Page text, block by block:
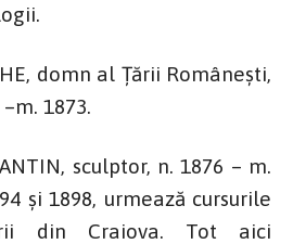
domn al Țării Românești,
1873.
sculptor, n. 1876 – m.
și 1898, urmează cursurile
din Craiova. Tot aici